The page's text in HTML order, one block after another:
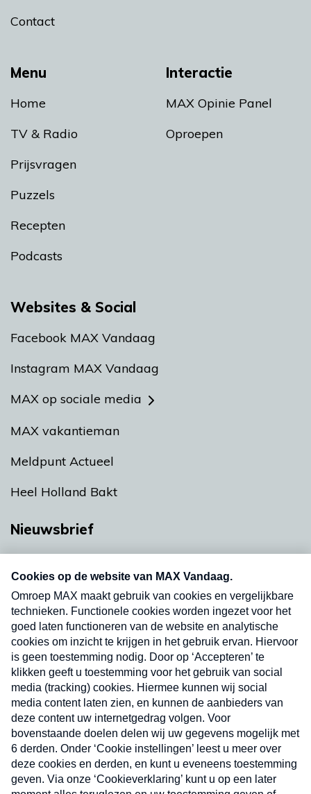
Menu
Home
TV & Radio
Prijsvragen
Puzzels
Recepten
Podcasts
Interactie
MAX Opinie Panel
Oproepen
Contact
Websites & Social
Facebook MAX Vandaag
Instagram MAX Vandaag
MAX op sociale media
MAX vakantieman
Meldpunt Actueel
Heel Holland Bakt
Nieuwsbrief
nieuwsbrief. Elke vrijdag- en dinsdagochtend in
uw mailbox.
Verzend
Nieuwsbrief
Neem hier een gratis abonnement op onze